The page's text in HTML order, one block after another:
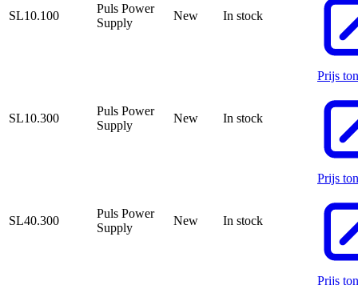
SL10.100
Puls Power
Supply
New In stock
SL10.300
Puls Power
Supply
New In stock
Prijs
SL40.300
Puls Power
Supply
New In stock
Prijs
Prijs